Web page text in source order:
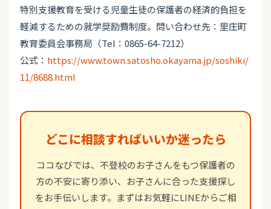
特別支援教育を受ける児童生徒の保護者の経済的負担を
軽減するための就学奨励費制度。問い合わせ先：里庄町
教育委員会事務局（Tel：0865-64-7212）
公式： https://www.town.satosho.okayama.jp/soshiki/
11/8688.html
どこに相談すればいいか迷ったら
ココなびでは、不登校のお子さんをもつ保護者の
方の不安に寄り添い、お子さんに合った支援探し
をお手伝いします。まずはお気軽にLINEからご相